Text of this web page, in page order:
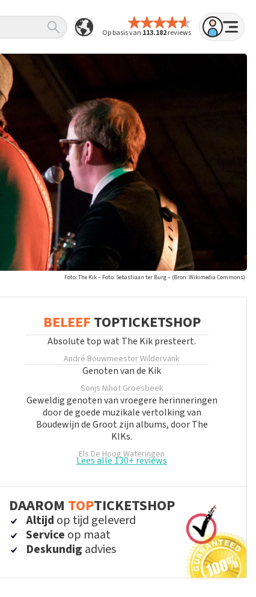
Op basis van 113.182reviews
Foto: The Kik – Foto: Sebastiaan ter Burg – (Bron: Wikimedia Commons)
BELEEF TOPTICKETSHOP
Absolute top wat The Kik presteert.
André BouwmeesterWildervank
Genoten van de Kik
Sonjs Nihot Groesbeek
Geweldig genoten van vroegere herinneringen
door de goede muzikale vertolking van
Boudewijn de Groot zijn albums, door The
KIKs.
Els De HoogWateringen
Lees alle 130+ reviews
DAAROM TOPTICKETSHOP
Altijd op tijd geleverd
Service op maat
Deskundig advies